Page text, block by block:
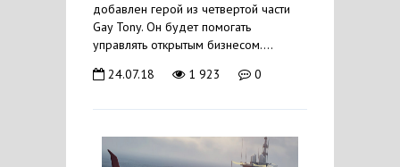
добавлен герой из четвертой части
Gay Tony. Он будет помогать
управлять открытым бизнесом....
24.07.18
1 923 0